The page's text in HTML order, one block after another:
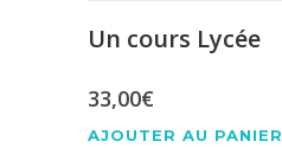
Un cours Lycée
33,00€
AJOUTER AU PANIER